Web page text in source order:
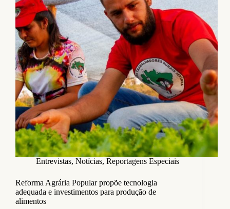
Entrevistas, Notícias, Reportagens Especiais
Reforma Agrária Popular propõe tecnologia
adequada e investimentos para produção de
alimentos